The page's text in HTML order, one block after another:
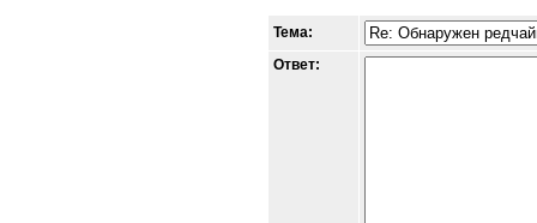
Тема:
Ответ: